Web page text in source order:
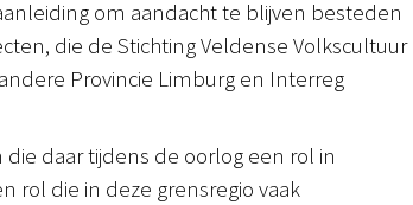
om aandacht te blijven besteden
die de Stichting Veldense Volkscultuur
Provincie Limburg en Interreg
daar tijdens de oorlog een rol in
rol die in deze grensregio vaak